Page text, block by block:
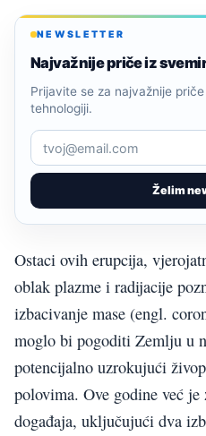
NEWSLETTER
Najvažnije priče iz
Želim
Prijavite se za najvažnije
tehnologiji.
Ostaci ovih erupcija,
oblak plazme i radijacije
izbacivanje mase (engl.
moglo bi pogoditi Zemlju u
potencijalno uzrokujući
polovima. Ove godine već
događaja, uključujući dva